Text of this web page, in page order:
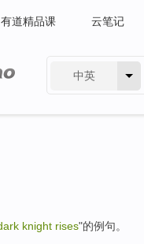
有道精品课 云笔记
中英
knight rises"的例句。